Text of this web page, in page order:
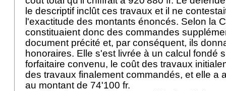
le descriptif inclût ces travaux et il ne
l'exactitude des montants énoncés. Selon la
constituaient donc des commandes
document précité et, par conséquent, ils
honoraires. Elle s'est livrée à un calcul fondé
forfaitaire convenu, le coût des travaux
des travaux finalement commandés, et elle a
au montant de 74'100 fr.